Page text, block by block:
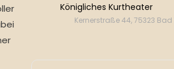
Königliches Kurtheater
Kernerstraße 44, 75323